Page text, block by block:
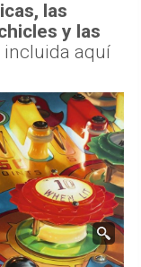
las
y las
incluida aquí